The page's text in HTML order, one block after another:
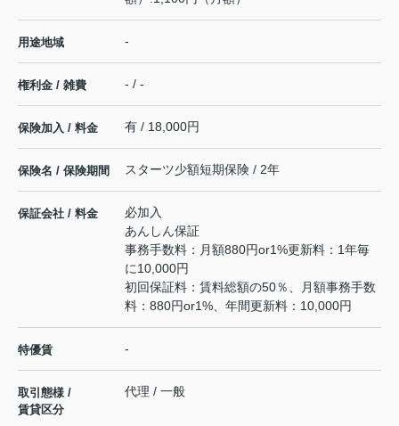
用途地域 -
権利金 / 雑費 - / -
保険加入 / 料金 有 / 18,000円
保険名 / 保険期間 スターツ少額短期保険 / 2年
保証会社 / 料金
必加入
あんしん保証
事務手数料：月額880円or1%更新料：1年毎
に10,000円
初回保証料：賃料総額の50％、月額事務手数
料：880円or1%、年間更新料：10,000円
特優賃 -
取引態様 /
賃貸区分
代理 / 一般